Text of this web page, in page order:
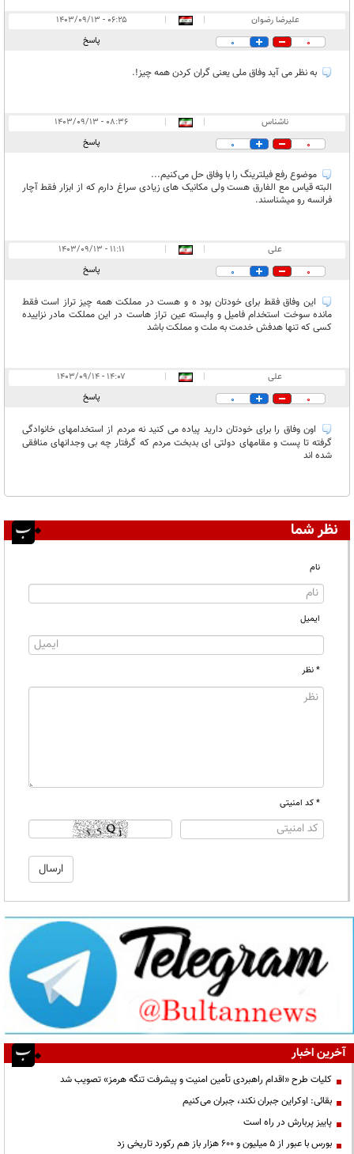
علیرضا رضوان |
|
۰۶:۲۵ - ۱۴۰۳/۰۹/۱۳
0
0 پاسخ
به نظر می آید وفاق ملی یعنی گران کردن همه چیز!.
ناشناس |
|
۰۸:۳۶ - ۱۴۰۳/۰۹/۱۳
0
0 پاسخ
موضوع رفع فیلترینگ را با وفاق حل می‌کنیم...
البته قیاس مع الفارق هست ولی مکانیک های زیادی سراغ دارم که از ابزار فقط آچار
فرانسه رو میشناسند.
علی |
|
۱۱:۱۱ - ۱۴۰۳/۰۹/۱۳
0
0 پاسخ
این وفاق فقط برای خودتان بود ه و هست در مملکت همه چیز تراز است فقط
مانده سوخت استخدام فامیل و وابسته عین تراز هاست در این مملکت مادر نزاییده
کسی که تنها هدفش خدمت به ملت و مملکت باشد
علی |
|
۱۴:۰۷ - ۱۴۰۳/۰۹/۱۴
0
0 پاسخ
اون وفاق را برای خودتان دارید پیاده می کنید نه مردم از استخدامهای خانوادگی
گرفته تا پست و مقامهای دولتی ای بدبخت مردم که گرفتار چه بی وجدانهای منافقی
شده اند
نظر شما
نام
ایمیل
* نظر
* کد امنیتی
آخرین اخبار
کلیات طرح «اقدام راهبردی تأمین امنیت و پیشرفت تنگه هرمز» تصویب شد
بقائی: اوکراین جبران نکند، جبران می‌کنیم
پاییز پربارش در راه است
بورس با عبور از ۵ میلیون و ۶۰۰ هزار باز هم رکورد تاریخی زد